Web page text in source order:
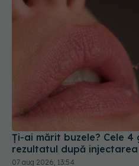
Ți-ai mărit buzele? Cele
rezultatul după
07 aug 2026, 13:54